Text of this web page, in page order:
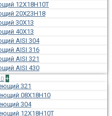
12Х18Н10Т
20Х23Н18
30Х13
40Х13
AISI 304
AISI 316
AISI 321
AISI 430
+
321
08Х18Н10
304
12Х18Н10Т